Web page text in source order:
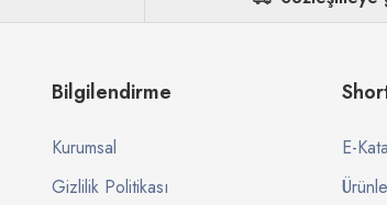
Bilgilendirme
Kurumsal
Gizlilik Politikası
E-